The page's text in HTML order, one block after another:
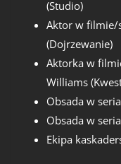
(Studio)
Aktor w filmie/
(Dojrzewanie)
Aktorka w
Williams
Obsada w
Obsada w
Ekipa